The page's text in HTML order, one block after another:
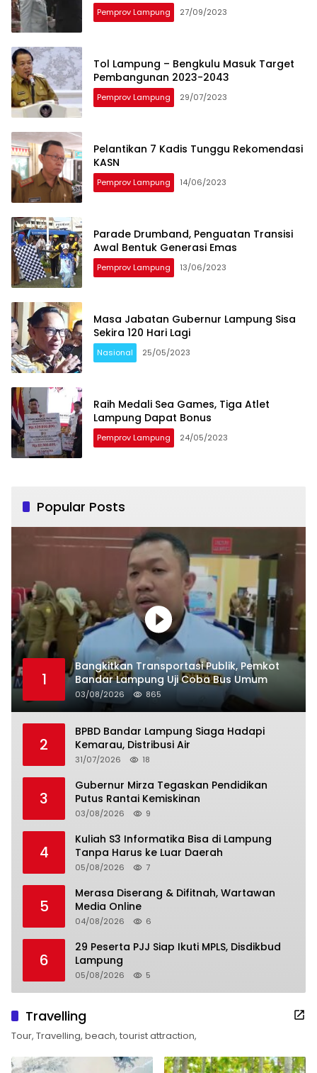
Pemprov Lampung 27/09/2023
Tol Lampung – Bengkulu Masuk Target
Pembangunan 2023-2043
Pemprov Lampung 29/07/2023
Pelantikan 7 Kadis Tunggu Rekomendasi
KASN
Pemprov Lampung 14/06/2023
Parade Drumband, Penguatan Transisi
Awal Bentuk Generasi Emas
Pemprov Lampung 13/06/2023
Masa Jabatan Gubernur Lampung Sisa
Sekira 120 Hari Lagi
Nasional 25/05/2023
Raih Medali Sea Games, Tiga Atlet
Lampung Dapat Bonus
Pemprov Lampung 24/05/2023
Popular Posts
1
Bangkitkan Transportasi Publik, Pemkot
Bandar Lampung Uji Coba Bus Umum
03/08/2026 865
2
BPBD Bandar Lampung Siaga Hadapi
Kemarau, Distribusi Air
31/07/2026 18
3
Gubernur Mirza Tegaskan Pendidikan
Putus Rantai Kemiskinan
03/08/2026 9
4
Kuliah S3 Informatika Bisa di Lampung
Tanpa Harus ke Luar Daerah
05/08/2026 7
5
Merasa Diserang & Difitnah, Wartawan
Media Online
04/08/2026 6
6
29 Peserta PJJ Siap Ikuti MPLS, Disdikbud
Lampung
05/08/2026 5
Travelling
Tour, Travelling, beach, tourist attraction,